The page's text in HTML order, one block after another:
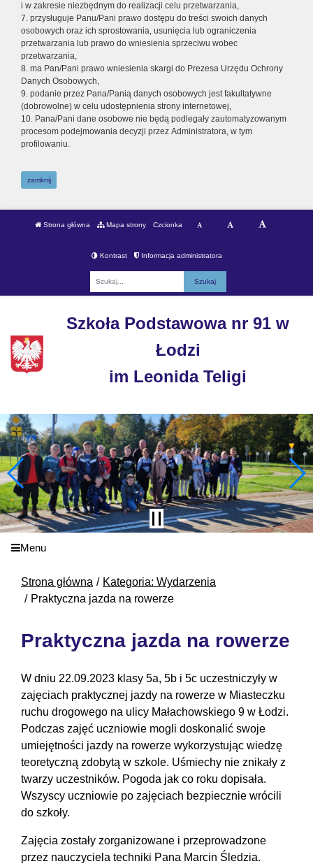
i w zakresie niezbędnym do realizacji celu przetwarzania,
7. przysługuje Panu/Pani prawo dostępu do treści swoich danych
osobowych oraz ich sprostowania, usunięcia lub ograniczenia
przetwarzania lub prawo do wniesienia sprzeciwu wobec
przetwarzania,
8. ma Pan/Pani prawo wniesienia skargi do Prezesa Urzędu Ochrony
Danych Osobowych,
9. podanie przez Pana/Panią danych osobowych jest fakultatywne
(dobrowolne) w celu udostępnienia strony internetowej,
10. Pana/Pani dane osobowe nie będą podlegały zautomatyzowanym
procesom podejmowania decyzji przez Administratora, w tym
profilowaniu.
zamknij
Strona główna Mapa strony Czcionka
Kontrast Informacja administratora
Szkoła Podstawowa nr 91 w
Łodzi
im Leonida Teligi
Menu
Strona główna
Kategoria: Wydarzenia
Praktyczna jazda na rowerze
Praktyczna jazda na rowerze
W dniu 22.09.2023 klasy 5a, 5b i 5c uczestniczyły w
zajęciach praktycznej jazdy na rowerze w Miasteczku
ruchu drogowego na ulicy Małachowskiego 9 w Łodzi.
Podczas zajęć uczniowie mogli doskonalić swoje
umiejętności jazdy na rowerze wykorzystując wiedzę
teoretyczną zdobytą w szkole. Uśmiechy nie znikały z
twarzy uczestników. Pogoda jak co roku dopisała.
Wszyscy uczniowie po zajęciach bezpiecznie wrócili
do szkoły.
Zajęcia zostały zorganizowane i przeprowadzone
przez nauczyciela techniki Pana Marcin Śledzia.